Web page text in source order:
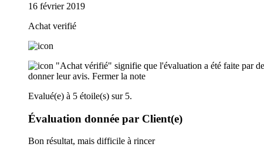
16 février 2019
Achat verifié
"Achat vérifié" signifie que l'évaluation a été faite par
donner leur avis. Fermer la note
Evalué(e) à 5 étoile(s) sur 5.
Évaluation donnée par Client(e)
Bon résultat, mais difficile à rincer